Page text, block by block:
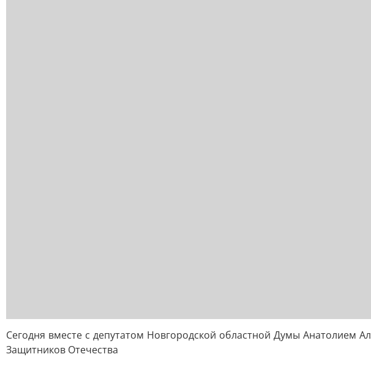
Сегодня вместе с депутатом Новгородской областной Думы Анатолием
Защитников Отечества